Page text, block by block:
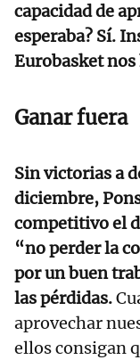
capacidad de
esperaba? Sí.
Eurobasket
Ganar fuera
Sin victorias a
diciembre,
competitivo el
“no perder la
por un buen
las pérdidas.
aprovechar
ellos consigan